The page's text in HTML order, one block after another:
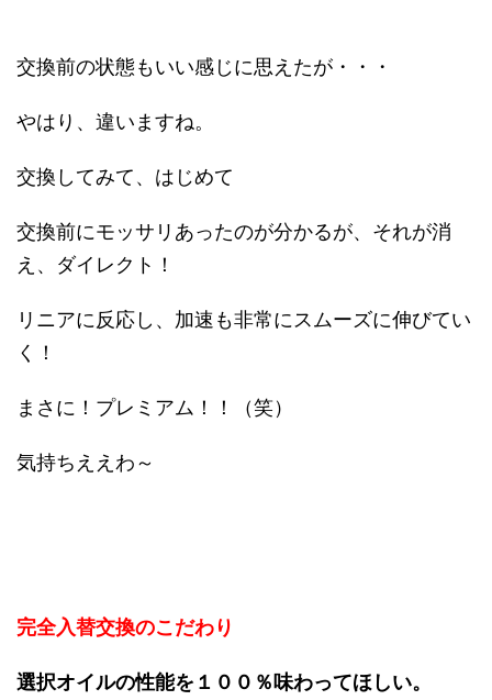
交換前の状態もいい感じに思えたが・・・
やはり、違いますね。
交換してみて、はじめて
交換前にモッサリあったのが分かるが、それが消
え、ダイレクト！
リニアに反応し、加速も非常にスムーズに伸びてい
く！
まさに！プレミアム！！（笑）
気持ちええわ～
完全入替交換のこだわり
選択オイルの性能を１００％味わってほしい。